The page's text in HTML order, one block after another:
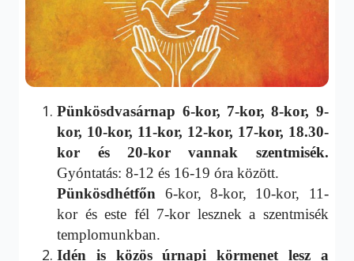
Pünkösdvasárnap 6-kor, 7-kor, 8-kor, 9-
kor, 10-kor, 11-kor, 12-kor, 17-kor, 18.30-
kor és 20-kor vannak szentmisék.
Gyóntatás: 8-12 és 16-19 óra között.
Pünkösdhétfőn 6-kor, 8-kor, 10-kor, 11-
kor és este fél 7-kor lesznek a szentmisék
templomunkban.
Idén is közös úrnapi körmenet lesz a